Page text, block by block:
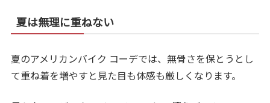
夏は無理に重ねない
夏のアメリカンバイク コーデでは、無骨さを保とうとし
て重ね着を増やすと見た目も体感も厳しくなります。